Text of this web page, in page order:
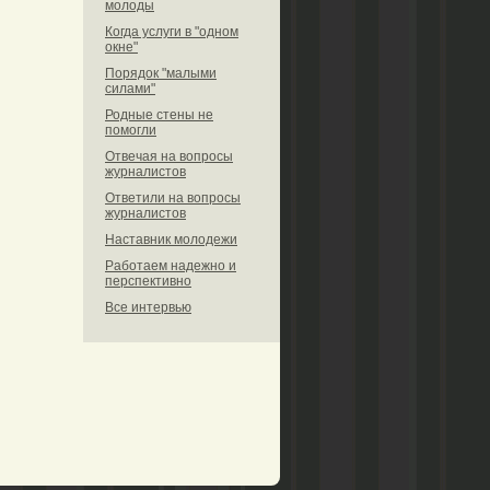
молоды
Когда услуги в "одном
окне"
Порядок "малыми
силами"
Родные стены не
помогли
Отвечая на вопросы
журналистов
Ответили на вопросы
журналистов
Наставник молодежи
Работаем надежно и
перспективно
Все интервью